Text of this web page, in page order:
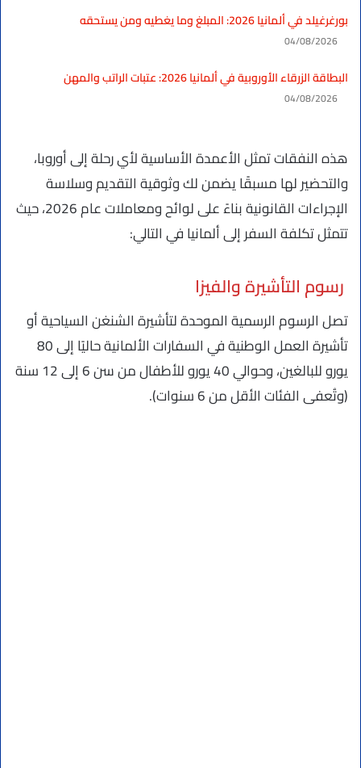
بورغرغيلد في ألمانيا 2026: المبلغ وما يغطيه ومن يستحقه
04/08/2026
البطاقة الزرقاء الأوروبية في ألمانيا 2026: عتبات الراتب والمهن
04/08/2026
هذه النفقات تمثل الأعمدة الأساسية لأي رحلة إلى أوروبا،
والتحضير لها مسبقًا يضمن لك وثوقية التقديم وسلاسة
الإجراءات القانونية بناءً على لوائح ومعاملات عام 2026، حيث
تتمثل تكلفة السفر إلى ألمانيا في التالي:
رسوم التأشيرة والفيزا
تصل الرسوم الرسمية الموحدة لتأشيرة الشنغن السياحية أو
تأشيرة العمل الوطنية في السفارات الألمانية حاليًا إلى 80
يورو للبالغين، وحوالي 40 يورو للأطفال من سن 6 إلى 12 سنة
(وتُعفى الفئات الأقل من 6 سنوات).